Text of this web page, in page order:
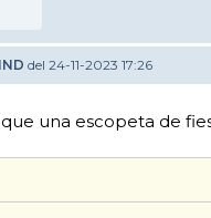
del 24-11-2023 17:26
una escopeta de